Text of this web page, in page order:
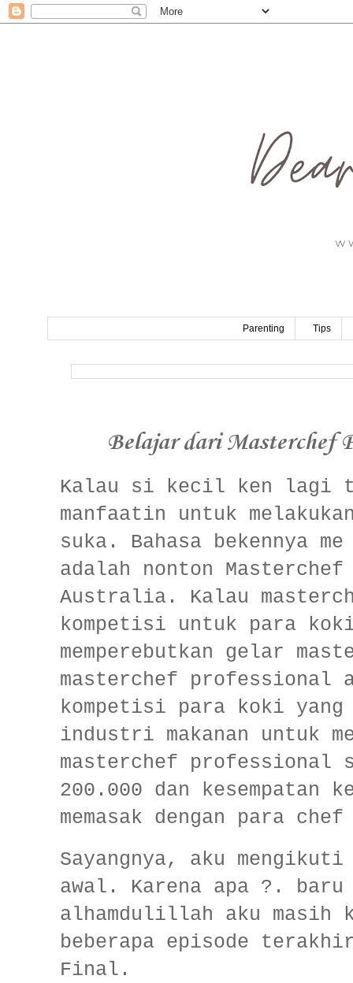
Parenting Tips
Belajar dari Masterchef
Kalau si kecil ken lagi
manfaatin untuk
suka. Bahasa bekennya
adalah nonton
Australia. Kalau
kompetisi untuk para koki
memperebutkan gelar
masterchef professional
kompetisi para koki
industri makanan untuk
masterchef professional
200.000 dan
memasak dengan para
Sayangnya, aku
awal. Karena apa ?.
alhamdulillah aku masih
beberapa episode
Final.